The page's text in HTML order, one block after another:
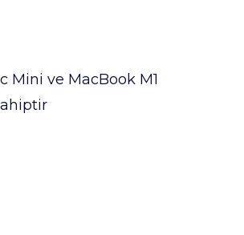
Mini ve MacBook M1